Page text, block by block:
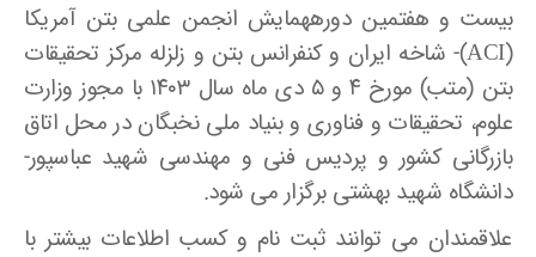
بیست و هفتمین دورههمایش انجمن علمی بتن آمریکا
(ACI)- شاخه ایران و کنفرانس بتن و زلزله مرکز تحقیقات
بتن (متب) مورخ ۴ و ۵ دی ماه سال ۱۴۰۳ با مجوز وزارت
علوم، تحقیقات و فناوری و بنیاد ملی نخبگان در محل اتاق
بازرگانی کشور و پردیس فنی و مهندسی شهید عباسپور-
دانشگاه شهید بهشتی برگزار می شود.
علاقمندان می توانند ثبت نام و کسب اطلاعات بیشتر با